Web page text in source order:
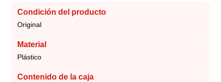
Condición del producto
Original
Material
Plástico
Contenido de la caja